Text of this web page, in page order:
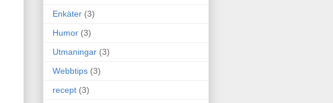
Enkäter (3)
Humor (3)
Utmaningar (3)
Webbtips (3)
recept (3)